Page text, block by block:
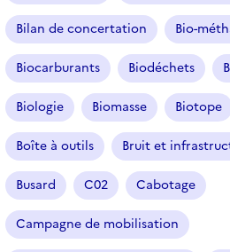
Bilan de concertation Bio-
Biocarburants Biodéchets
Biologie Biomasse Biotope
Boîte à outils Bruit et
Busard C02 Cabotage
Campagne de mobilisation